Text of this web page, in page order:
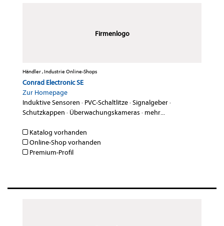
Firmenlogo
Händler , Industrie Online-Shops
Conrad Electronic SE
Zur Homepage
Induktive Sensoren · PVC-Schaltlitze·Signalgeber·
Schutzkappen · Überwachungskameras · mehr...
Katalog vorhanden
Online-Shop vorhanden
Premium-Profil